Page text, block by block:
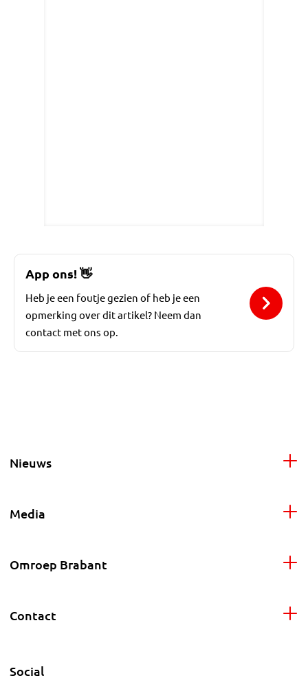
App ons!👋
Heb je een foutje gezien of heb je een
opmerking over dit artikel? Neem dan
contact met ons op.
Nieuws
Media
Omroep Brabant
Contact
Social